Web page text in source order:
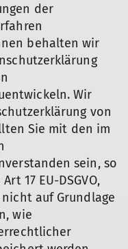
der
behalten wir
Wir
von
Sie mit den im
sein, so
17 EU-DSGVO,
auf Grundlage
wie